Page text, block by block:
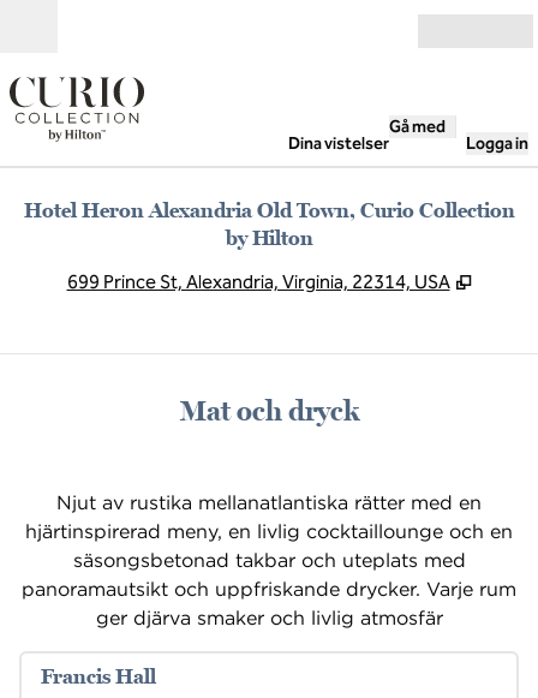
Dina vistelser
Gå med
Logga in
Hotel Heron Alexandria Old Town, Curio Collection
by Hilton
699 Prince St, Alexandria, Virginia, 22314, USA ,
Mat och dryck
Njut av rustika mellanatlantiska rätter med en
hjärtinspirerad meny, en livlig cocktaillounge och en
säsongsbetonad takbar och uteplats med
panoramautsikt och uppfriskande drycker. Varje rum
ger djärva smaker och livlig atmosfär
Francis Hall